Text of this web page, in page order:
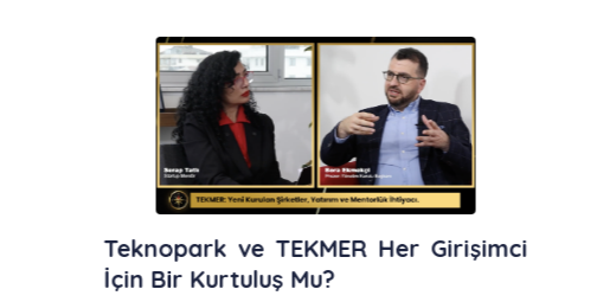
Teknopark ve TEKMER Her Girişimci
İçin Bir Kurtuluş Mu?